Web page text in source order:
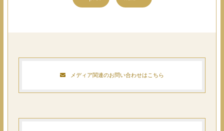
メディア関連のお問い合わせはこちら